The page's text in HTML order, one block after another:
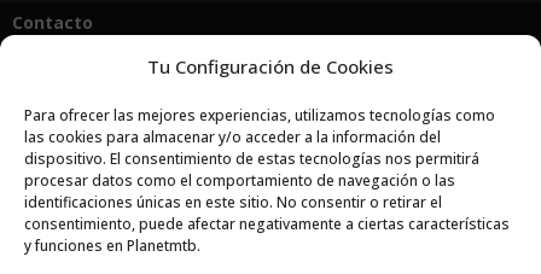
Tu Configuración de Cookies
Para ofrecer las mejores experiencias, utilizamos tecnologías como
las cookies para almacenar y/o acceder a la información del
dispositivo. El consentimiento de estas tecnologías nos permitirá
procesar datos como el comportamiento de navegación o las
identificaciones únicas en este sitio. No consentir o retirar el
consentimiento, puede afectar negativamente a ciertas características
y funciones en Planetmtb.
Contacto
tecnica@planetmtb.es
Próximos Cursos MTB Planet Mtb
CURSO DE CONDUCCIÓN MTB TÉCNICAS ESENCIALES Y PROGRESIÓN
CLASES PARTICULARES MOUNTAIN BIKE
CLASES DINÁMICAS MOUNTAIN BIKE